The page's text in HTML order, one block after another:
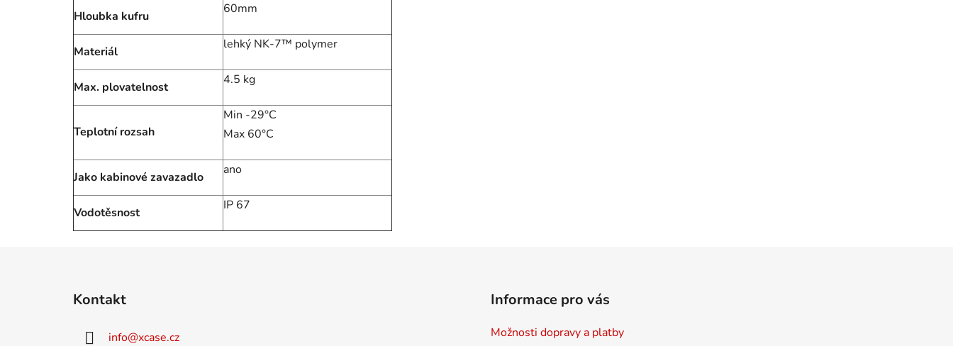
Hloubka kufru 60mm
Materiál lehký NK-7™ polymer
Max. plovatelnost 4.5 kg
Teplotní rozsah
Min -29°C
Max 60°C
Jako kabinové zavazadlo ano
Vodotěsnost IP 67
Kontakt
info@xcase.cz
Informace pro vás
Možnosti dopravy a platby